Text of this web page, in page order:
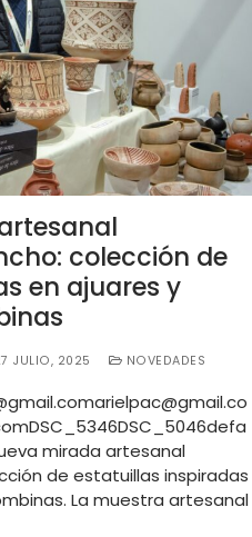
colección de
en ajuares y
JULIO, 2025 NOVEDADES
gmail.comarielpac@gmail.co
_5346DSC_5046defa
mirada artesanal
de estatuillas inspiradas
La muestra artesanal